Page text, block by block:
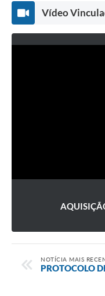
Vídeo
NOTÍCIA MAIS
PROTOCOLO